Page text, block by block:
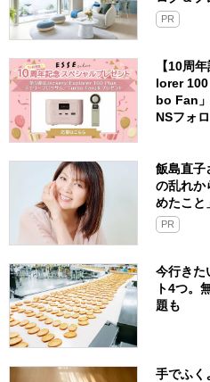
PR
【10周
lorer
bo Fan
NSフォ
飯島直子
の乱れか
めたこと
PR
今行きた
ト4つ。
題も
手でふく